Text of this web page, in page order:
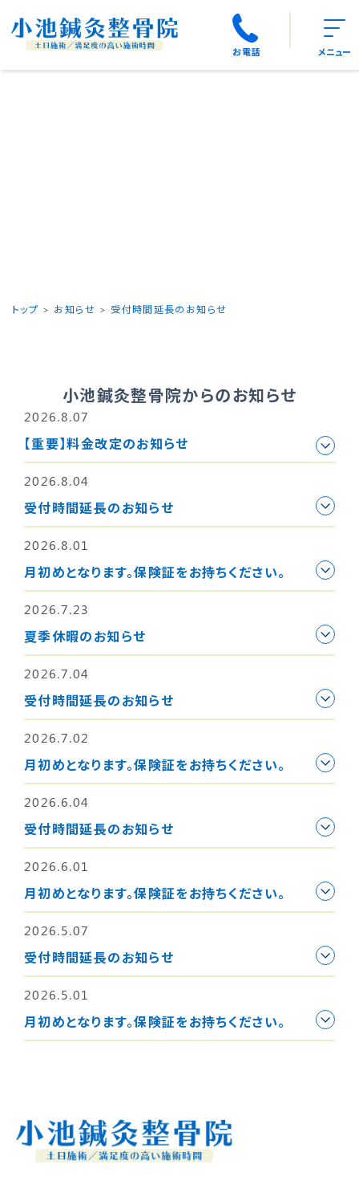
お電話 メニュー
トップ お知らせ 受付時間延長のお知らせ
小池鍼灸整骨院からのお知らせ
2026.8.07
【重要】料金改定のお知らせ
2026.8.04
受付時間延長のお知らせ
2026.8.01
月初めとなります。保険証をお持ちください。
2026.7.23
夏季休暇のお知らせ
2026.7.04
受付時間延長のお知らせ
2026.7.02
月初めとなります。保険証をお持ちください。
2026.6.04
受付時間延長のお知らせ
2026.6.01
月初めとなります。保険証をお持ちください。
2026.5.07
受付時間延長のお知らせ
2026.5.01
月初めとなります。保険証をお持ちください。